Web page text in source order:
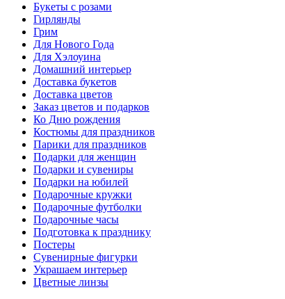
Букеты с розами
Гирлянды
Грим
Для Нового Года
Для Хэлоуина
Домашний интерьер
Доставка букетов
Доставка цветов
Заказ цветов и подарков
Ко Дню рождения
Костюмы для праздников
Парики для праздников
Подарки для женщин
Подарки и сувениры
Подарки на юбилей
Подарочные кружки
Подарочные футболки
Подарочные часы
Подготовка к празднику
Постеры
Сувенирные фигурки
Украшаем интерьер
Цветные линзы